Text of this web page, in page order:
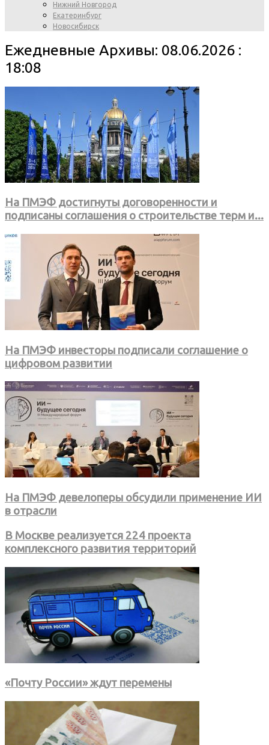
Нижний Новгород
Екатеринбург
Новосибирск
Ежедневные Архивы: 08.06.2026 :
18:08
На ПМЭФ достигнуты договоренности и
подписаны соглашения о строительстве терм и...
На ПМЭФ инвесторы подписали соглашение о
цифровом развитии
На ПМЭФ девелоперы обсудили применение ИИ
в отрасли
В Москве реализуется 224 проекта
комплексного развития территорий
«Почту России» ждут перемены